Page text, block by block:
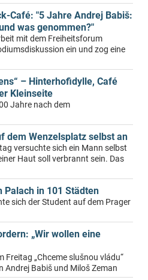
Café: "5 Jahre Andrej Babiš:
was genommen?"
mit dem Freiheitsforum
ein und zog eine
– Hinterhofidylle, Café
Kleinseite
Jahre nach dem
dem Wenzelsplatz selbst an
versuchte sich ein Mann selbst
Haut soll verbrannt sein. Das
Palach in 101 Städten
sich der Student auf dem Prager
„Wir wollen eine
Freitag „Chceme slušnou vládu“
Andrej Babiš und Miloš Zeman